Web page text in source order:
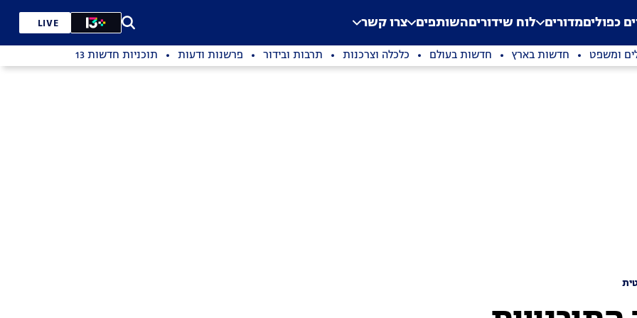
Application error: a
. כפוליםמדורים לוח שידוריםהשותפים צרו קשר LIVE
ומשפט חדשות בארץ חדשות בעולם כלכלה וצרכנות תרבות ובידור פרשנות ודעות תוכניות חדשות 13